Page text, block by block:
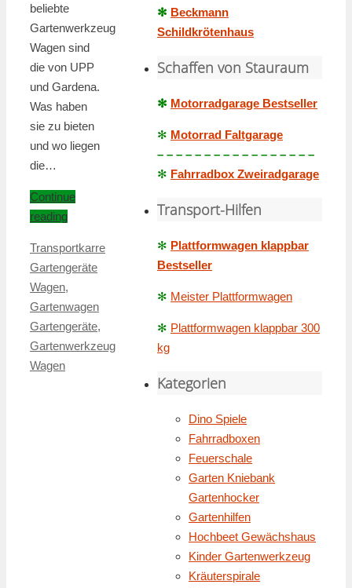
beliebte
Gartenwerkzeug
Wagen sind
die von UPP
und Gardena.
Was haben
sie zu bieten
und wo liegen
die…
Continue
reading
Transportkarre
Gartengeräte
Wagen,
Gartenwagen
Gartengeräte,
Gartenwerkzeug
Wagen
✻ Beckmann
Schildkrötenhaus
Schaffen von Stauraum
✻ Motorradgarage Bestseller
✻ Motorrad Faltgarage
– – – – – – – – – – – – – – – – –
✻ Fahrradbox Zweiradgarage
Transport-Hilfen
✻ Plattformwagen klappbar
Bestseller
✻ Meister Plattformwagen
✻ Plattformwagen klappbar 300
kg
Kategorien
Dino Spiele
Fahrradboxen
Feuerschale
Garten Kniebank
Gartenhocker
Gartenhilfen
Hochbeet Gewächshaus
Kinder Gartenwerkzeug
Kräuterspirale